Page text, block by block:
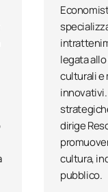
e divulgazione
di Live Nation
concerti e tour nel
con una
con
Spagna e
in
legata
culturali e
dirige
cultura,
pubblico.